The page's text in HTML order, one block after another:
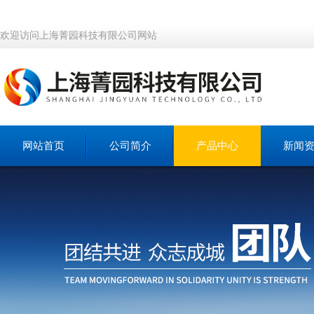
欢迎访问上海菁园科技有限公司网站
网站首页 公司简介 产品中心 新闻